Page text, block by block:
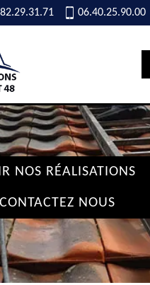
06.40.25.90.00
NOS RÉALISATIONS
CONTACTEZ NOUS